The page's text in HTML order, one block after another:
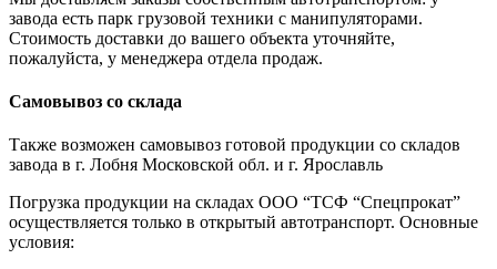
завода есть парк грузовой техники с манипуляторами.
Стоимость доставки до вашего объекта уточняйте,
пожалуйста, у менеджера отдела продаж.
Самовывоз со склада
Также возможен самовывоз готовой продукции со складов
завода в г. Лобня Московской обл. и г. Ярославль
Погрузка продукции на складах ООО “ТСФ “Спецпрокат”
осуществляется только в открытый автотранспорт. Основные
условия: